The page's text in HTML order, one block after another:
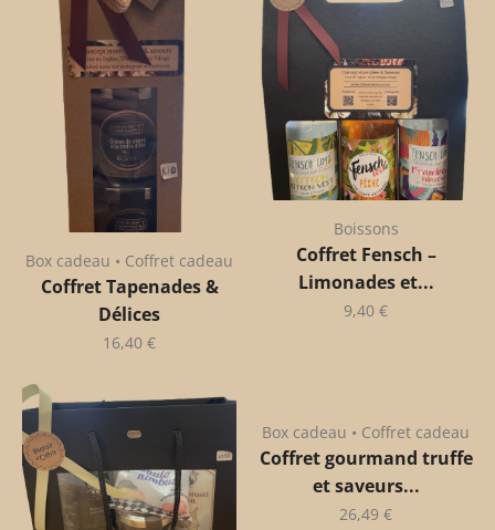
Box cadeau • Coffret cadeau
Coffret Tapenades &
Délices
16,40 €
Boissons
Coffret Fensch –
Limonades et...
9,40 €
Box cadeau • Coffret cadeau
Coffret gourmand truffe
et saveurs...
26,49 €